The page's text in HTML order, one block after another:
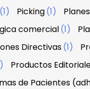
(1) Picking(1)
comercial(1)
Directivas(1)
Productos
de Pacientes